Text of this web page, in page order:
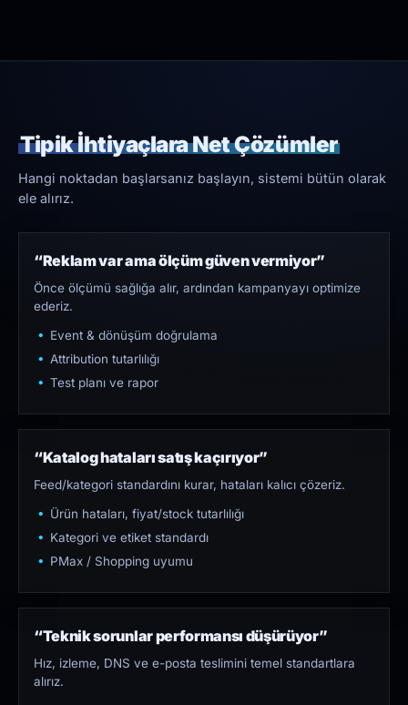
Tipik İhtiyaçlara Net Çözümler
Hangi noktadan başlarsanız başlayın, sistemi bütün olarak
ele alırız.
“Reklam var ama ölçüm güven vermiyor”
Önce ölçümü sağlığa alır, ardından kampanyayı optimize
ederiz.
Event & dönüşüm doğrulama
Attribution tutarlılığı
Test planı ve rapor
“Katalog hataları satış kaçırıyor”
Feed/kategori standardını kurar, hataları kalıcı çözeriz.
Ürün hataları, fiyat/stock tutarlılığı
Kategori ve etiket standardı
PMax / Shopping uyumu
“Teknik sorunlar performansı düşürüyor”
Hız, izleme, DNS ve e-posta teslimini temel standartlara
alırız.